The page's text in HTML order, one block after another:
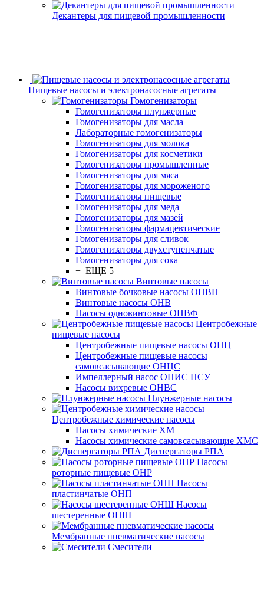
Декантеры для пищевой промышленности
Пищевые насосы и электронасосные агрегаты
Гомогенизаторы
Гомогенизаторы плунжерные
Гомогенизаторы для масла
Лабораторные гомогенизаторы
Гомогенизаторы для молока
Гомогенизаторы для косметики
Гомогенизаторы промышленные
Гомогенизаторы для мяса
Гомогенизаторы для мороженого
Гомогенизаторы пищевые
Гомогенизаторы для меда
Гомогенизаторы для мазей
Гомогенизаторы фармацевтические
Гомогенизаторы для сливок
Гомогенизаторы двухступенчатые
Гомогенизаторы для сока
+ ЕЩЕ 5
Винтовые насосы
Винтовые бочковые насосы ОНВП
Винтовые насосы ОНВ
Насосы одновинтовые ОНВФ
Центробежные
пищевые насосы
Центробежные пищевые насосы ОНЦ
Центробежные пищевые насосы
самовсасывающие ОНЦС
Импеллерный насос ОНИС НСУ
Насосы вихревые ОНВС
Плунжерные насосы
Центробежные химические насосы
Насосы химические ХМ
Насосы химические самовсасывающие ХМС
Диспергаторы РПА
Насосы
роторные пищевые ОНР
Насосы
пластинчатые ОНП
Насосы
шестеренные ОНШ
Мембранные пневматические насосы
Смесители